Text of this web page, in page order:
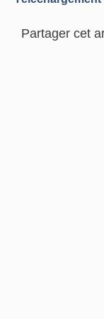
Partager cet